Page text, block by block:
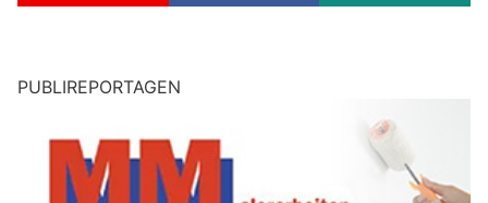
PUBLIREPORTAGEN